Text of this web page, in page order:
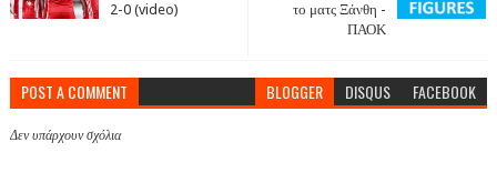
το ματς Ξάνθη -
ΠΑΟΚ
2-0 (video)
POST A COMMENT BLOGGER DISQUS FACEBOOK
Δεν υπάρχουν σχόλια